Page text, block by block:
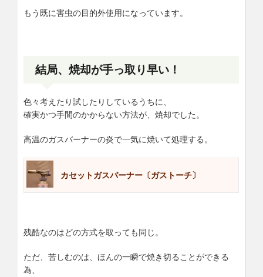
もう既に害虫の目的外使用になっています。
結局、焼却が手っ取り早い！
色々考えたり試したりしているうちに、
確実かつ手間のかからない方法が、焼却でした。
高温のガスバーナーの炎で一気に焼いて処理する。
カセットガスバーナー〔ガストーチ〕
残酷なのはどの方式を取っても同じ。
ただ、苦しむのは、ほんの一瞬で焼き切ることができる
為、